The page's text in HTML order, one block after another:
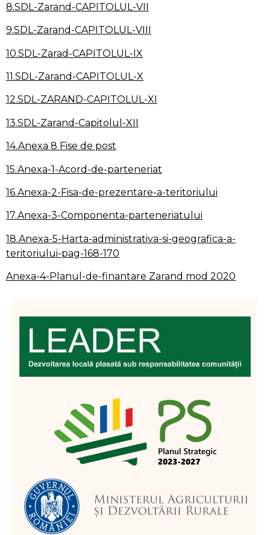
8.SDL-Zarand-CAPITOLUL-VII
9.SDL-Zarand-CAPITOLUL-VIII
10.SDL-Zarad-CAPITOLUL-IX
11.SDL-Zarand-CAPITOLUL-X
12.SDL-ZARAND-CAPITOLUL-XI
13.SDL-Zarand-Capitolul-XII
14.Anexa 8 Fise de post
15.Anexa-1-Acord-de-parteneriat
16.Anexa-2-Fisa-de-prezentare-a-teritoriului
17.Anexa-3-Componenta-parteneriatului
18.Anexa-5-Harta-administrativa-si-geografica-a-
teritoriului-pag-168-170
Anexa-4-Planul-de-finantare Zarand mod 2020